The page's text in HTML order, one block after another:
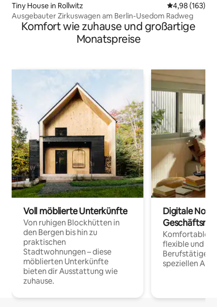
Tiny House in Rollwitz
4,98 (163)
Ausgebauter Zirkuswagen am Berlin-Usedom Radweg
Komfort wie zuhause und großartige
Monatspreise
Voll möblierte Unterkünfte
Von ruhigen Blockhütten in
den Bergen bis hin zu
praktischen
Stadtwohnungen – diese
möblierten Unterkünfte
bieten dir Ausstattung wie
zuhause.
Digitale
Komfortable
flexible und
Berufstätige
speziellen